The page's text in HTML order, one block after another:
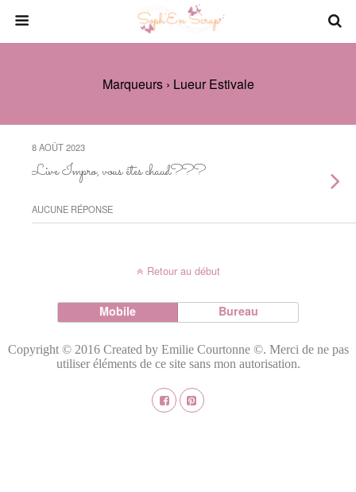
Marqueurs › Lueur Estivale
8 AOÛT 2023
Live Impro, vous êtes chaud???
AUCUNE RÉPONSE
Retour au début
Mobile Bureau
Copyright © 2016 Created by Emilie Courtonne ©. Merci de ne pas
utiliser éléments de ce site sans mon autorisation.